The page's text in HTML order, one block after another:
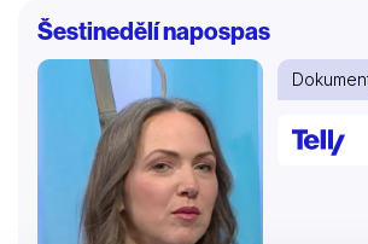
Co se stane, až vyrostou?
Šestinedělí napospas